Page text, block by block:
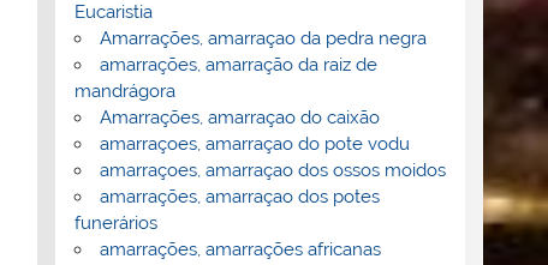
Eucaristia
Amarrações, amarraçao da pedra negra
amarrações, amarração da raiz de
mandrágora
Amarrações, amarraçao do caixão
amarraçoes, amarraçao do pote vodu
amarraçoes, amarraçao dos ossos moidos
amarrações, amarraçao dos potes
funerários
amarrações, amarrações africanas